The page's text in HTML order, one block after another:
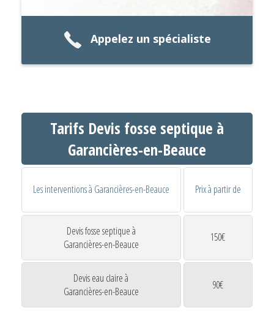
Appelez un spécialiste
Tarifs Devis fosse septique à
Garancières-en-Beauce
Les interventions à Garancières-en-Beauce Prix à partir de
Devis fosse septique à
Garancières-en-Beauce
150€
Devis eau claire à
Garancières-en-Beauce
90€